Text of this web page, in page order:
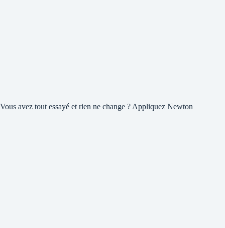
Vous avez tout essayé et rien ne change ? Appliquez Newton